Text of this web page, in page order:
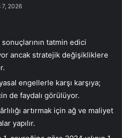
7, 2026
tatmin edici
ancak stratejik değişikliklere
engellerle karşı karşıya;
de faydalı görülüyor.
artırmak için ağ ve maliyet
yapılır.